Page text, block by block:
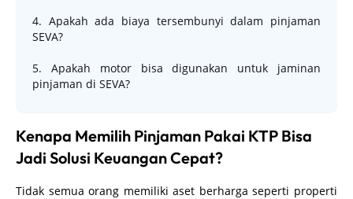
4. Apakah ada biaya tersembunyi dalam pinjaman
SEVA?
5. Apakah motor bisa digunakan untuk jaminan
pinjaman di SEVA?
Kenapa Memilih Pinjaman Pakai KTP Bisa
Jadi Solusi Keuangan Cepat?
Tidak semua orang memiliki aset berharga seperti properti